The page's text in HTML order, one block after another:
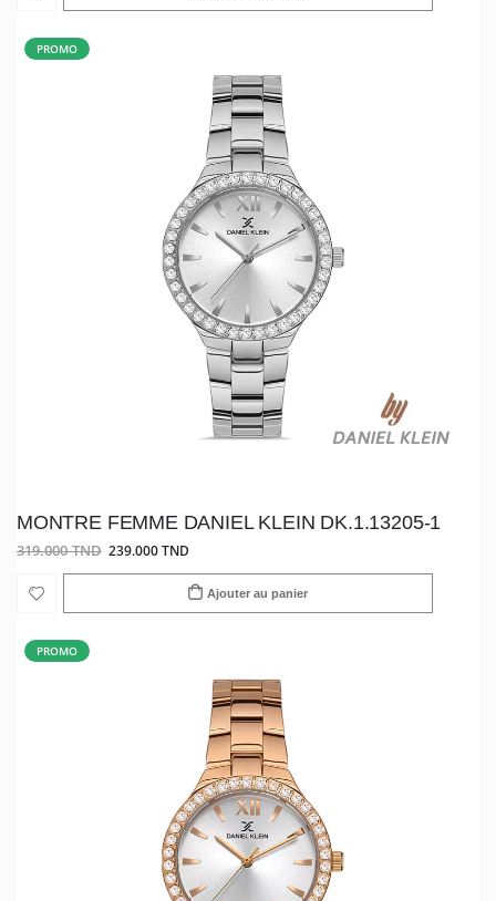
PROMO
MONTRE FEMME DANIEL KLEIN DK.1.13205-1
319.000 TND 239.000 TND
Ajouter au panier
PROMO